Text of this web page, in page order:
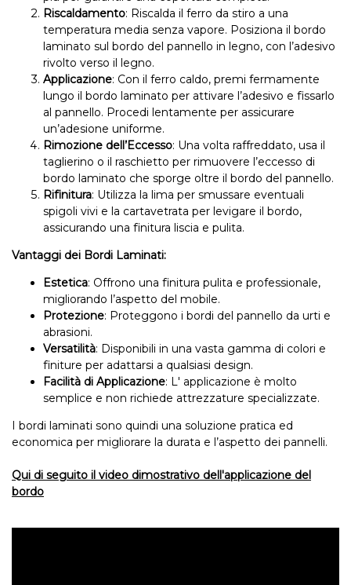
Riscaldamento: Riscalda il ferro da stiro a una
temperatura media senza vapore. Posiziona il bordo
laminato sul bordo del pannello in legno, con l’adesivo
rivolto verso il legno.
Applicazione: Con il ferro caldo, premi fermamente
lungo il bordo laminato per attivare l’adesivo e fissarlo
al pannello. Procedi lentamente per assicurare
un’adesione uniforme.
Rimozione dell’Eccesso: Una volta raffreddato, usa il
taglierino o il raschietto per rimuovere l’eccesso di
bordo laminato che sporge oltre il bordo del pannello.
Rifinitura: Utilizza la lima per smussare eventuali
spigoli vivi e la cartavetrata per levigare il bordo,
assicurando una finitura liscia e pulita.
Vantaggi dei Bordi Laminati:
Estetica: Offrono una finitura pulita e professionale,
migliorando l’aspetto del mobile.
Protezione: Proteggono i bordi del pannello da urti e
abrasioni.
Versatilità: Disponibili in una vasta gamma di colori e
finiture per adattarsi a qualsiasi design.
Facilità di Applicazione: L' applicazione è molto
semplice e non richiede attrezzature specializzate.
I bordi laminati sono quindi una soluzione pratica ed
economica per migliorare la durata e l’aspetto dei pannelli.
Qui di seguito il video dimostrativo dell'applicazione del
bordo